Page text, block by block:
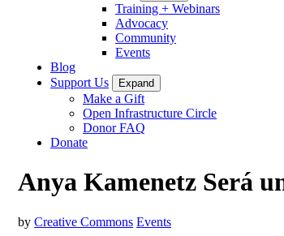
Training + Webinars
Advocacy
Community
Events
Blog
Support Us
Expand
Make a Gift
Open Infrastructure Circle
Donor FAQ
Donate
Anya Kamenetz Será
by Creative Commons Events